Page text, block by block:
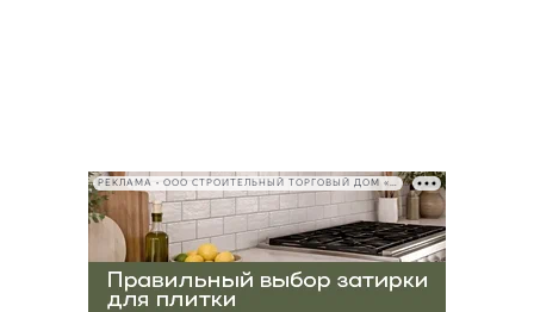
РЕКЛАМА • ООО СТРОИТЕЛЬНЫЙ ТОРГОВЫЙ ДОМ «ПЕТРОВИЧ», ИНН 7802348846